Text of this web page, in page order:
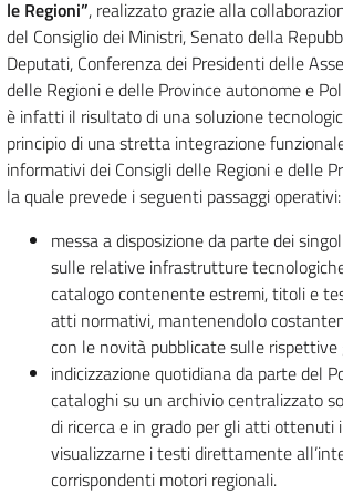
le Regioni”, realizzato grazie alla
del Consiglio dei Ministri, Senato della
Deputati, Conferenza dei Presidenti delle
delle Regioni e delle Province autonome e
è infatti il risultato di una soluzione
principio di una stretta integrazione
informativi dei Consigli delle Regioni e delle
la quale prevede i seguenti passaggi operativi:
messa a disposizione da parte dei
sulle relative infrastrutture
catalogo contenente estremi, titoli e
atti normativi, mantenendolo
con le novità pubblicate sulle
indicizzazione quotidiana da parte del
cataloghi su un archivio centralizzato
di ricerca e in grado per gli atti ottenuti
visualizzarne i testi direttamente
corrispondenti motori regionali.